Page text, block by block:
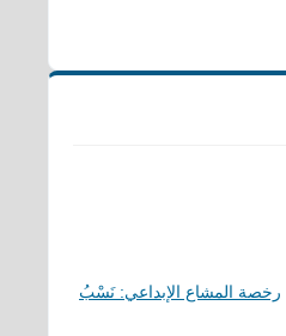
رخصة المشاع الإبداعي: نَسْبُ